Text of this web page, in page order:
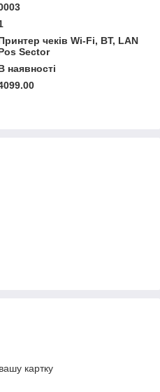
чеків Wi-Fi, BT, LAN
Sector
наявності
картку